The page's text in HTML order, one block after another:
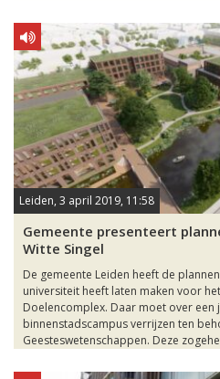
Leiden, 3 april 2019, 11:58
Gemeente presenteert
Witte Singel
De gemeente Leiden heeft de
universiteit heeft laten maken voor
Doelencomplex. Daar moet over een
binnenstadscampus verrijzen ten
Geesteswetenschappen. Deze